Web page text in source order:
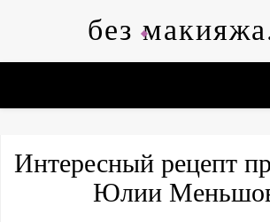
без
Интересный рецепт
Юлии